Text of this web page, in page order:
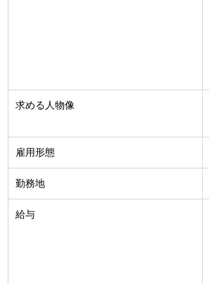
求める人物像
雇用形態
勤務地
給与